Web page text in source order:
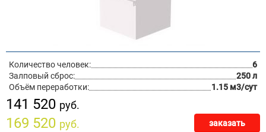
Количество человек:
6
Залповый сброс:
250 л
Объём переработки:
1.15 м3/сут
141 520 руб.
169 520 руб. заказать